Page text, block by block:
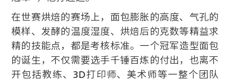
在世赛烘焙的赛场上，面包膨胀的高度、气孔的
模样、发酵的温度湿度、烘焙后的克数等精益求
精的技能点，都是考核标准。一个冠军造型面包
的诞生，不仅需要选手千锤百炼的付出，也离不
开包括教练、3D打印师、美术师等一整个团队